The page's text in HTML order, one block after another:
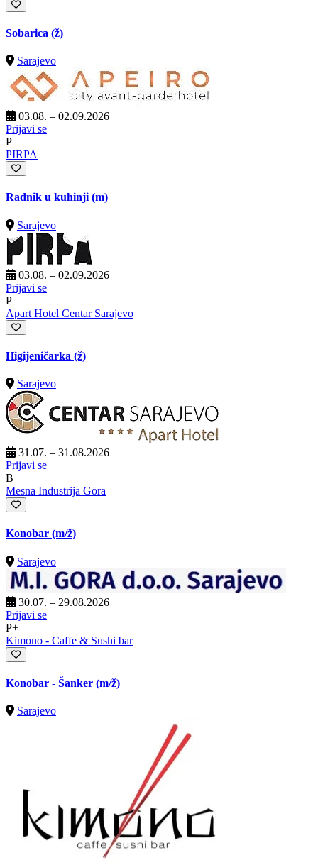
Sobarica (ž)
Sarajevo
03.08. – 02.09.2026
Prijavi se
P
PIRPA
Radnik u kuhinji (m)
Sarajevo
03.08. – 02.09.2026
Prijavi se
P
Apart Hotel Centar Sarajevo
Higijeničarka (ž)
Sarajevo
31.07. – 31.08.2026
Prijavi se
B
Mesna Industrija Gora
Konobar (m/ž)
Sarajevo
30.07. – 29.08.2026
Prijavi se
P+
Kimono - Caffe & Sushi bar
Konobar - Šanker (m/ž)
Sarajevo